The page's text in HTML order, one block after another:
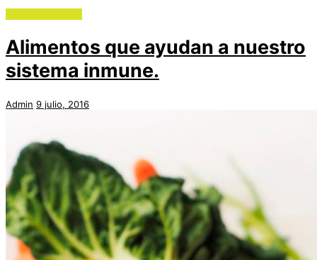
Alimentos que ayudan a nuestro
sistema inmune.
Admin 9 julio, 2016